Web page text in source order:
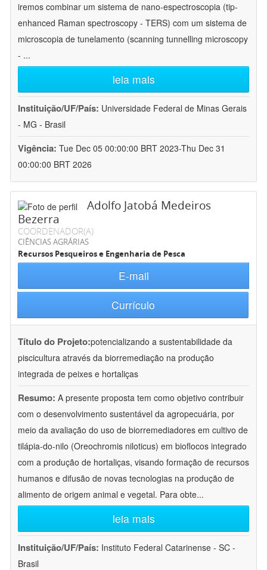
iremos combinar um sistema de nano-espectroscopia (tip-
enhanced Raman spectroscopy - TERS) com um sistema de
microscopia de tunelamento (scanning tunnelling microscopy
- ...
leia mais
Instituição/UF/País: Universidade Federal de Minas Gerais
- MG - Brasil
Vigência: Tue Dec 05 00:00:00 BRT 2023-Thu Dec 31
00:00:00 BRT 2026
Adolfo Jatobá Medeiros
Bezerra
COORDENADOR(A)
CIÊNCIAS AGRÁRIAS
Recursos Pesqueiros e Engenharia de Pesca
E-mail
Currículo
Título do Projeto:potencializando a sustentabilidade da
piscicultura através da biorremediação na produção
integrada de peixes e hortaliças
Resumo: A presente proposta tem como objetivo contribuir
com o desenvolvimento sustentável da agropecuária, por
meio da avaliação do uso de biorremediadores em cultivo de
tilápia-do-nilo (Oreochromis niloticus) em bioflocos integrado
com a produção de hortaliças, visando formação de recursos
humanos e difusão de novas tecnologias na produção de
alimento de origem animal e vegetal. Para obte...
leia mais
Instituição/UF/País: Instituto Federal Catarinense - SC -
Brasil